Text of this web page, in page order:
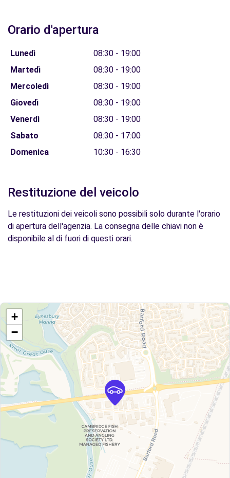
Orario d'apertura
Lunedì
08:30 - 19:00
Martedì
08:30 - 19:00
Mercoledì
08:30 - 19:00
Giovedì
08:30 - 19:00
Venerdì
08:30 - 19:00
Sabato
08:30 - 17:00
Domenica
10:30 - 16:30
Restituzione del veicolo
Le restituzioni dei veicoli sono possibili solo durante l'orario
di apertura dell'agenzia. La consegna delle chiavi non è
disponibile al di fuori di questi orari.
+
−